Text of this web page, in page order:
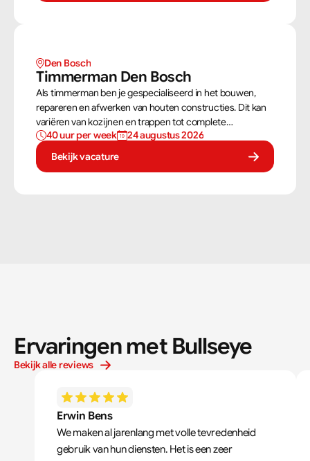
Den Bosch
Timmerman Den Bosch
Als timmerman ben je gespecialiseerd in het bouwen,
repareren en afwerken van houten constructies. Dit kan
variëren van kozijnen en trappen tot complete
dakconstructies en gevels. Aan de hand van
bouwtekeningen zorg jij ervoor dat een constructie
zowel stevig als netjes is afgewerkt.
40 uur per week
24 augustus 2026
Bekijk vacature
Ervaringen met Bullseye
Bekijk alle reviews
Erwin Bens
We maken al jarenlang met volle tevredenheid
gebruik van hun diensten. Het is een zeer